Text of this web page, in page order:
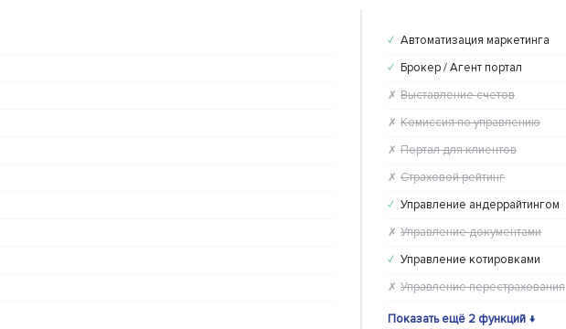
✓ Автоматизация маркетинга
✓ Брокер / Агент портал
✗ Выставление счетов
✗ Комиссия по управлению
✗ Портал для клиентов
✗ Страховой рейтинг
✓ Управление андеррайтингом
✗ Управление документами
✓ Управление котировками
✗ Управление перестрахования
Показать ещё 2 функций ↓